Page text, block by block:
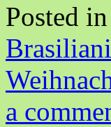
Posted in
a